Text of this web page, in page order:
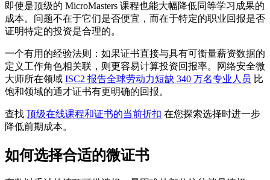
即使是顶级的 MicroMasters 课程也能大幅降低同等学习成果的
成本。问题不在于它们是否便宜，而在于特定的职业回报是否
证明特定的投资是合理的。
一个有用的经验法则：如果证书直接与具有可衡量薪资数据的
定义工作角色相关联，则更容易计算投资回报率。网络安全微
大师所在领域 ISC2 报告全球劳动力短缺 340 万名专业人员 比
饱和领域的通才证书有更明确的回报。
查找 顶级在线课程和证书的当前折扣 在您探索选择时进一步
降低前期成本。
如何选择合适的微证书